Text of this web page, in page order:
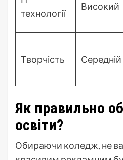
технології
Високий
Творчість Середній
Як правильно
освіти?
Обираючи коледж, не